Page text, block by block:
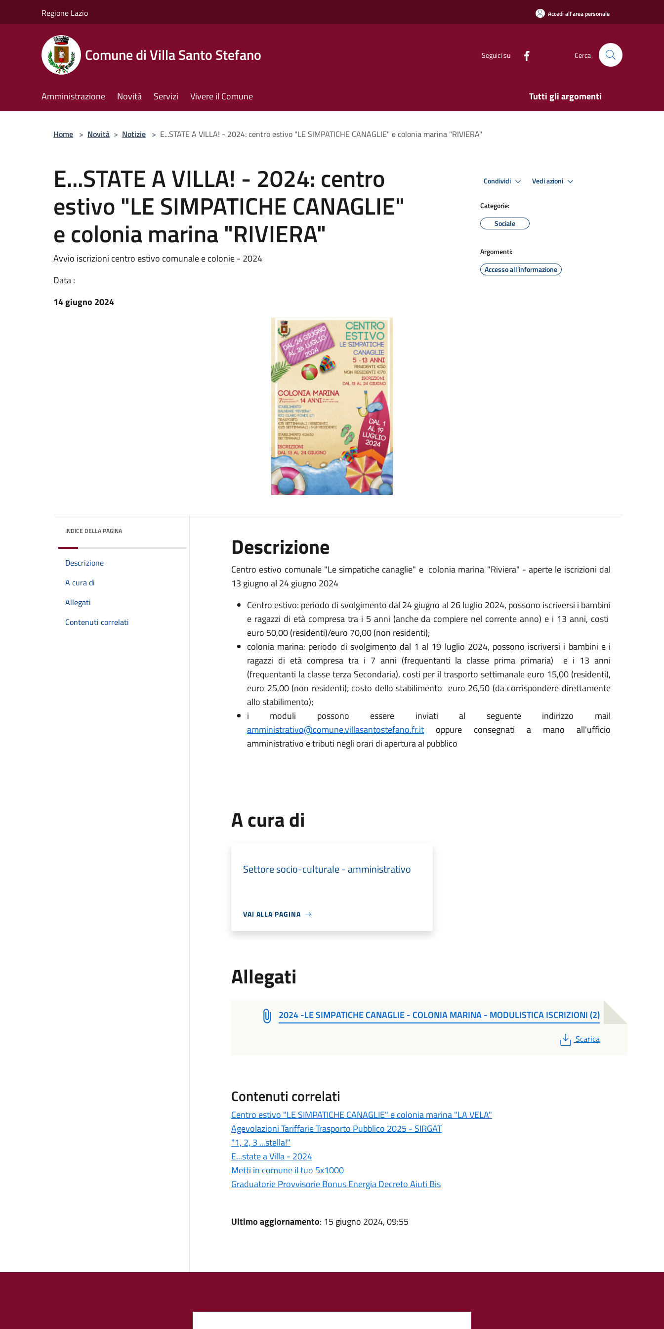
Regione Lazio Accedi all'area personale
Comune di Villa Santo Stefano Seguici su Cerca
Amministrazione Novità Servizi Vivere il Comune Tutti gli argomenti
Home > Novità > Notizie > E...STATE A VILLA! - 2024: centro estivo "LE SIMPATICHE CANAGLIE" e colonia marina "RIVIERA"
E...STATE A VILLA! - 2024: centro
estivo "LE SIMPATICHE CANAGLIE"
e colonia marina "RIVIERA"
Avvio iscrizioni centro estivo comunale e colonie - 2024
Data :
14 giugno 2024
Condividi Vedi azioni
Categorie:
Sociale
Argomenti:
Accesso all'informazione
INDICE DELLA PAGINA
Descrizione
A cura di
Allegati
Contenuti correlati
Descrizione
Centro estivo comunale "Le simpatiche canaglie" e colonia marina "Riviera" - aperte le iscrizioni dal
13 giugno al 24 giugno 2024
Centro estivo: periodo di svolgimento dal 24 giugno al 26 luglio 2024, possono iscriversi i bambini
e ragazzi di età compresa tra i 5 anni (anche da compiere nel corrente anno) e i 13 anni, costi
euro 50,00 (residenti)/euro 70,00 (non residenti);
colonia marina: periodo di svolgimento dal 1 al 19 luglio 2024, possono iscriversi i bambini e i
ragazzi di età compresa tra i 7 anni (frequentanti la classe prima primaria) e i 13 anni
(frequentanti la classe terza Secondaria), costi per il trasporto settimanale euro 15,00 (residenti),
euro 25,00 (non residenti); costo dello stabilimento euro 26,50 (da corrispondere direttamente
allo stabilimento);
i moduli possono essere inviati al seguente indirizzo mail
amministrativo@comune.villasantostefano.fr.itoppure consegnati a mano all'ufficio
amministrativo e tributi negli orari di apertura al pubblico
A cura di
Settore socio-culturale - amministrativo
VAI ALLA PAGINA
Allegati
2024 -LE SIMPATICHE CANAGLIE - COLONIA MARINA - MODULISTICA ISCRIZIONI (2)
PDF
Scarica
Contenuti correlati
Centro estivo "LE SIMPATICHE CANAGLIE" e colonia marina "LA VELA"
Agevolazioni Tariffarie Trasporto Pubblico 2025 - SIRGAT
"1, 2, 3 ...stella!"
E...state a Villa - 2024
Metti in comune il tuo 5x1000
Graduatorie Provvisorie Bonus Energia Decreto Aiuti Bis
Ultimo aggiornamento: 15 giugno 2024, 09:55